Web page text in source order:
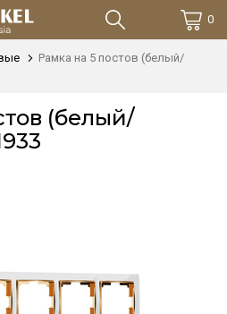
0
Рамка на 5 постов (белый/
(белый/